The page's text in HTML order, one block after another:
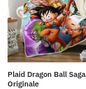
Plaid Dragon Ball Saga
Originale